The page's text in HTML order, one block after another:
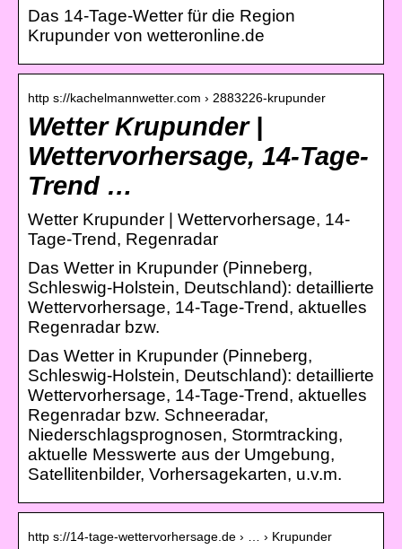
Das 14-Tage-Wetter für die Region
Krupunder von wetteronline.de
http s://kachelmannwetter.com › 2883226-krupunder
Wetter Krupunder |
Wettervorhersage, 14-Tage-
Trend …
Wetter Krupunder | Wettervorhersage, 14-
Tage-Trend, Regenradar
Das Wetter in Krupunder (Pinneberg,
Schleswig-Holstein, Deutschland): detaillierte
Wettervorhersage, 14-Tage-Trend, aktuelles
Regenradar bzw.
Das Wetter in Krupunder (Pinneberg,
Schleswig-Holstein, Deutschland): detaillierte
Wettervorhersage, 14-Tage-Trend, aktuelles
Regenradar bzw. Schneeradar,
Niederschlagsprognosen, Stormtracking,
aktuelle Messwerte aus der Umgebung,
Satellitenbilder, Vorhersagekarten, u.v.m.
http s://14-tage-wettervorhersage.de › … › Krupunder